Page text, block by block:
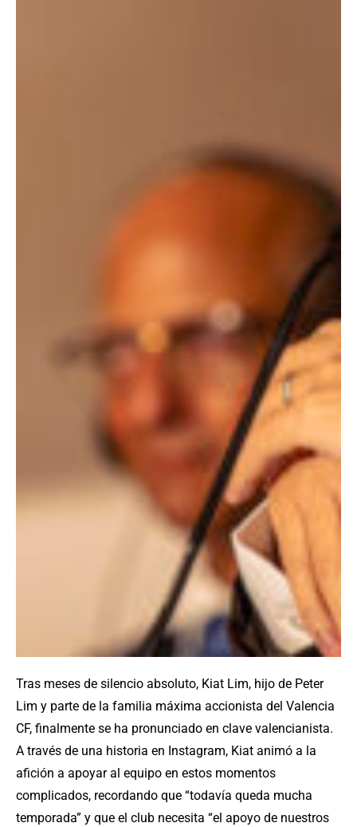
Tras meses de silencio absoluto, Kiat Lim, hijo de Peter
Lim y parte de la familia máxima accionista del Valencia
CF, finalmente se ha pronunciado en clave valencianista.
A través de una historia en Instagram, Kiat animó a la
afición a apoyar al equipo en estos momentos
complicados, recordando que “todavía queda mucha
temporada” y que el club necesita “el apoyo de nuestros